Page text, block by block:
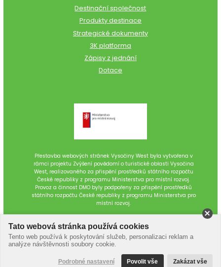
Destinační společnost
Produkty destinace
Strategické dokumenty
3K platforma
Zápisy z jednání
Dotace
Přestavba webových stránek Vysočiny West byla vytvořena v
rámci projektu Zvýšení povědomí o turistické oblasti Vysočina
West, realizovaného za přispění prostředků státního rozpočtu
České republiky z programu Ministerstva pro místní rozvoj.
Provoz a činnost DMO byly podpořeny za přispění prostředků
státního rozpočtu České republiky z programu Ministerstva pro
místní rozvoj.
Tato webová stránka používá cookies
Tento web používá k poskytování služeb, personalizaci reklam a
analýze návštěvnosti soubory cookie.
Podrobné nastavení Povolit vše Zakázat vše